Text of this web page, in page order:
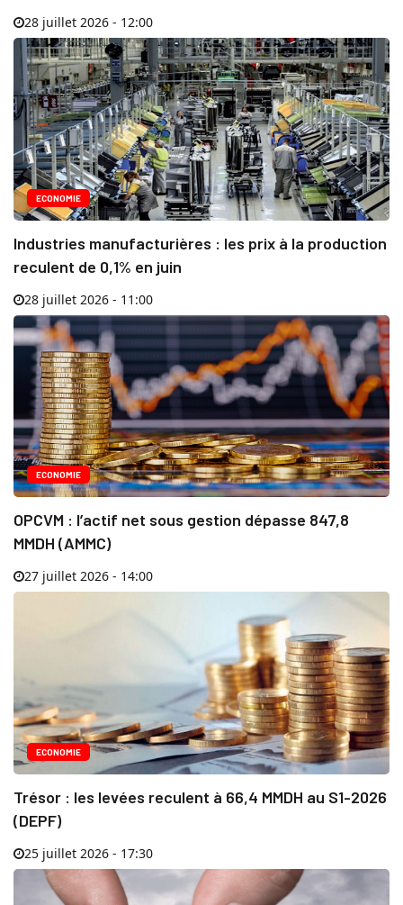
28 juillet 2026 - 12:00
ECONOMIE
Industries manufacturières : les prix à la production
reculent de 0,1% en juin
28 juillet 2026 - 11:00
ECONOMIE
OPCVM : l’actif net sous gestion dépasse 847,8
MMDH (AMMC)
27 juillet 2026 - 14:00
ECONOMIE
Trésor : les levées reculent à 66,4 MMDH au S1-2026
(DEPF)
25 juillet 2026 - 17:30